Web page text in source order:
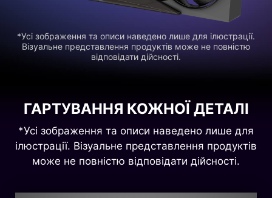
*Усі зображення та описи наведено лише для ілюстрації.
Візуальне представлення продуктів може не повністю
відповідати дійсності.
ГАРТУВАННЯ КОЖНОЇ ДЕТАЛІ
*Усі зображення та описи наведено лише для
ілюстрації. Візуальне представлення продуктів
може не повністю відповідати дійсності.